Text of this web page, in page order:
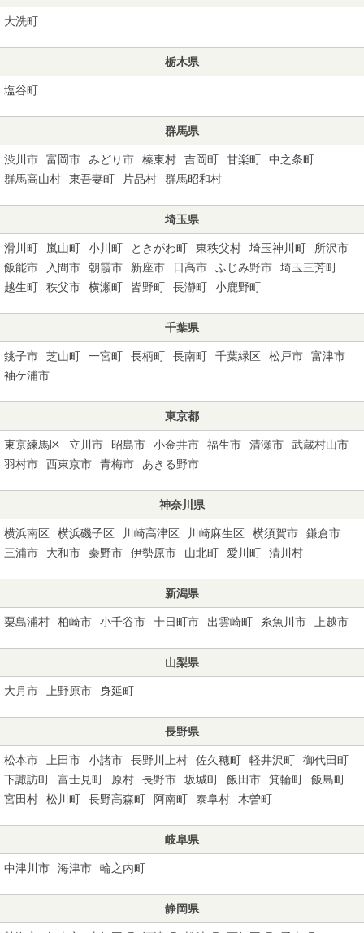
大洗町
栃木県
塩谷町
群馬県
渋川市 富岡市 みどり市 榛東村 吉岡町 甘楽町
中之条町
群馬高山村
東吾妻町 片品村 群馬昭和村
埼玉県
滑川町 嵐山町 小川町 ときがわ町 東秩父村 埼玉神川町
所沢市
飯能市
入間市 朝霞市 新座市 日高市 ふじみ野市
埼玉三芳町
越生町
秩父市 横瀬町 皆野町 長瀞町 小鹿野町
千葉県
銚子市 芝山町 一宮町 長柄町 長南町 千葉緑区 松戸市
富津市
袖ケ浦市
東京都
東京練馬区 立川市 昭島市 小金井市 福生市 清瀬市
武蔵村山市
羽村市
西東京市 青梅市 あきる野市
神奈川県
横浜南区 横浜磯子区 川崎高津区 川崎麻生区 横須賀市
鎌倉市
三浦市
大和市 秦野市 伊勢原市 山北町 愛川町 清川村
新潟県
粟島浦村 柏崎市 小千谷市 十日町市 出雲崎町 糸魚川市 上越市
山梨県
大月市 上野原市 身延町
長野県
松本市 上田市 小諸市 長野川上村 佐久穂町 軽井沢町
御代田町
下諏訪町
富士見町 原村 長野市 坂城町 飯田市 箕輪町
飯島町
宮田村
松川町 長野高森町 阿南町 泰阜村 木曽町
岐阜県
中津川市 海津市 輪之内町
静岡県